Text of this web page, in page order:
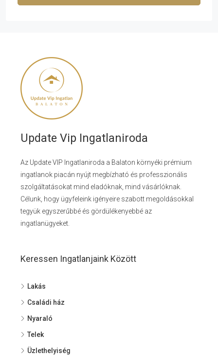
Update Vip Ingatlaniroda
Az Update VIP Ingatlaniroda a Balaton környéki prémium
ingatlanok piacán nyújt megbízható és professzionális
szolgáltatásokat mind eladóknak, mind vásárlóknak.
Célunk, hogy ügyfeleink igényeire szabott megoldásokkal
tegyük egyszerűbbé és gördülékenyebbé az
ingatlanügyeket.
Keressen Ingatlanjaink Között
Lakás
Családi ház
Nyaraló
Telek
Üzlethelyiség